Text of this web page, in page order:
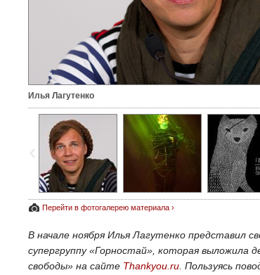
Илья Лагутенко
Перейти в фотогалерею материала ›
В начале ноября Илья Лагутенко представил
супергруппу «Горностай», которая выложила
свободы» на сайте Thankyou.ru . Пользуясь